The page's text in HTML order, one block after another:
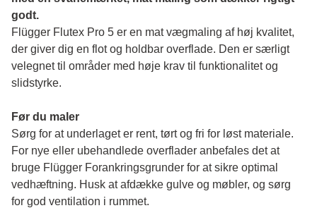
godt.
Flügger Flutex Pro 5 er en mat vægmaling af høj kvalitet,
der giver dig en flot og holdbar overflade. Den er særligt
velegnet til områder med høje krav til funktionalitet og
slidstyrke.
Før du maler
Sørg for at underlaget er rent, tørt og fri for løst materiale.
For nye eller ubehandlede overflader anbefales det at
bruge Flügger Forankringsgrunder for at sikre optimal
vedhæftning. Husk at afdække gulve og møbler, og sørg
for god ventilation i rummet.